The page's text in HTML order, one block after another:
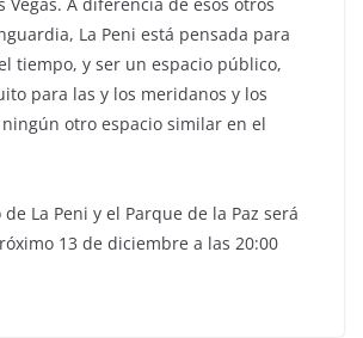
La Peni está pensada para
tiempo, y ser un espacio público,
para las y los meridanos y los
otro espacio similar en el
La Peni y el Parque de la Paz será
13 de diciembre a las 20:00